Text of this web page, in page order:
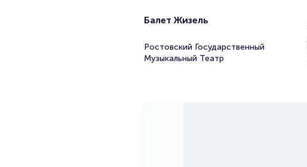
Балет Жизель
Ростовский Государственный
Музыкальный Театр